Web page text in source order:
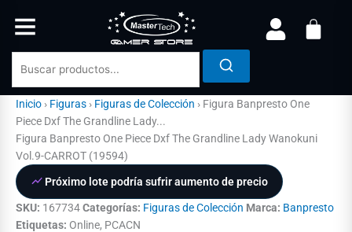
Inicio › Figuras › Figuras de Colección › Figura Banpresto One
Piece Dxf The Grandline Lady...
Figura Banpresto One Piece Dxf The Grandline Lady Wanokuni
Vol.9-CARROT (19594)
Próximo lote podría sufrir aumento de precio
SKU: 167734Categorías: Figuras de Colección Marca: Banpresto
Etiquetas: Online, PCACN